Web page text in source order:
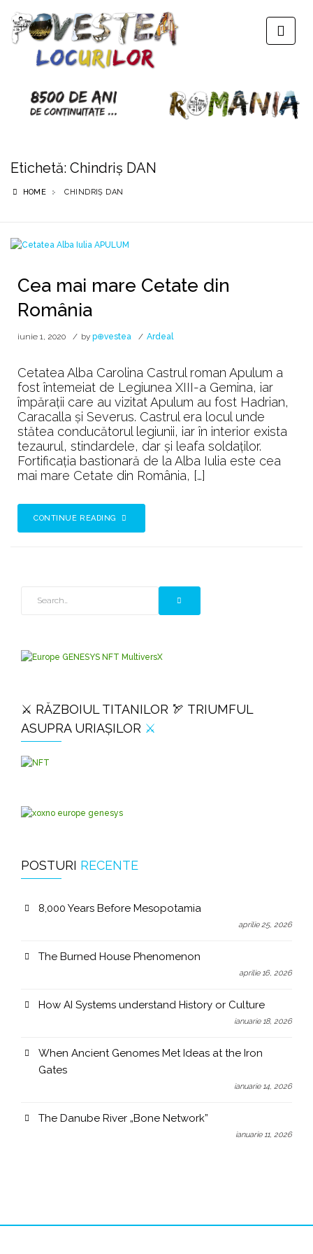
Etichetă: Chindriș DAN
HOME CHINDRIȘ DAN
Cea mai mare Cetate din
România
iunie 1, 2020 by p⊕vestea Ardeal
Cetatea Alba Carolina Castrul roman Apulum a
fost întemeiat de Legiunea XIII-a Gemina, iar
împărații care au vizitat Apulum au fost Hadrian,
Caracalla și Severus. Castrul era locul unde
stătea conducătorul legiunii, iar în interior exista
tezaurul, stindardele, dar și leafa soldaților.
Fortificația bastionară de la Alba Iulia este cea
mai mare Cetate din România, […]
CONTINUE READING
⚔️ RĂZBOIUL TITANILOR 🏹 TRIUMFUL
ASUPRA URIAȘILOR ⚔️
POSTURI RECENTE
8,000 Years Before Mesopotamia
aprilie 25, 2026
The Burned House Phenomenon
aprilie 16, 2026
How AI Systems understand History or Culture
ianuarie 18, 2026
When Ancient Genomes Met Ideas at the Iron
Gates
ianuarie 14, 2026
The Danube River „Bone Network”
ianuarie 11, 2026